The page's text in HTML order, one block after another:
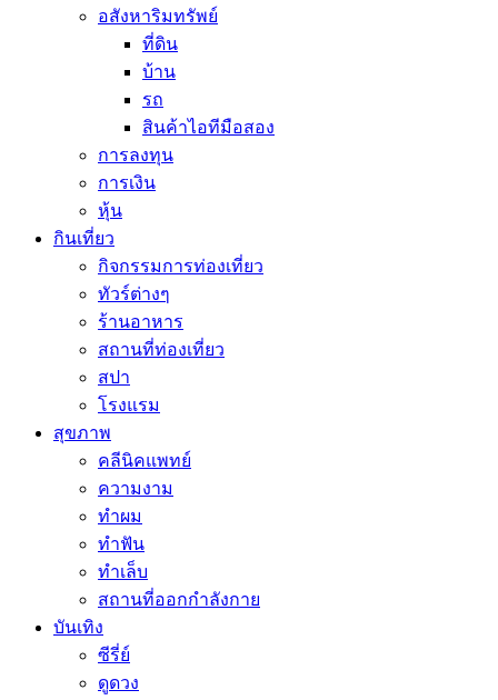
อสังหาริมทรัพย์
ที่ดิน
บ้าน
รถ
สินค้าไอทีมือสอง
การลงทุน
การเงิน
หุ้น
กินเที่ยว
กิจกรรมการท่องเที่ยว
ทัวร์ต่างๆ
ร้านอาหาร
สถานที่ท่องเที่ยว
สปา
โรงแรม
สุขภาพ
คลีนิคแพทย์
ความงาม
ทำผม
ทำฟัน
ทำเล็บ
สถานที่ออกกำลังกาย
บันเทิง
ซีรี่ย์
ดูดวง